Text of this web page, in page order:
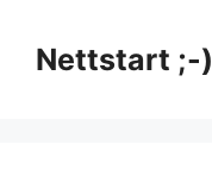
innholdNettstart ;-)